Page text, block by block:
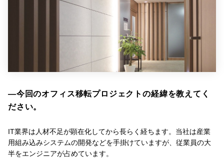
―今回のオフィス移転プロジェクトの経緯を教えてく
ださい。
IT業界は人材不足が顕在化してから長らく経ちます。当社は産業
用組み込みシステムの開発などを手掛けていますが、従業員の大
半をエンジニアが占めています。